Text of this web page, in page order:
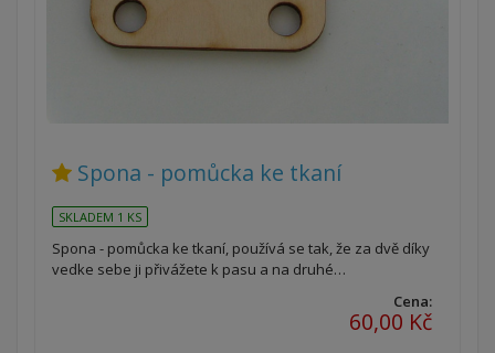
Spona - pomůcka ke tkaní
SKLADEM 1 KS
Spona - pomůcka ke tkaní, používá se tak, že za dvě díky
vedke sebe ji přivážete k pasu a na druhé…
Cena:
60,00 Kč